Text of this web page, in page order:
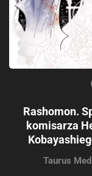
Rashomon.
komisarza
Taurus